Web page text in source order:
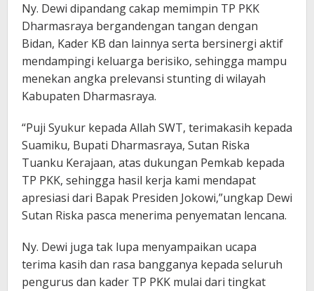
Ny. Dewi dipandang cakap memimpin TP PKK
Dharmasraya bergandengan tangan dengan
Bidan, Kader KB dan lainnya serta bersinergi aktif
mendampingi keluarga berisiko, sehingga mampu
menekan angka prelevansi stunting di wilayah
Kabupaten Dharmasraya.
“Puji Syukur kepada Allah SWT, terimakasih kepada
Suamiku, Bupati Dharmasraya, Sutan Riska
Tuanku Kerajaan, atas dukungan Pemkab kepada
TP PKK, sehingga hasil kerja kami mendapat
apresiasi dari Bapak Presiden Jokowi,”ungkap Dewi
Sutan Riska pasca menerima penyematan lencana.
Ny. Dewi juga tak lupa menyampaikan ucapa
terima kasih dan rasa bangganya kepada seluruh
pengurus dan kader TP PKK mulai dari tingkat